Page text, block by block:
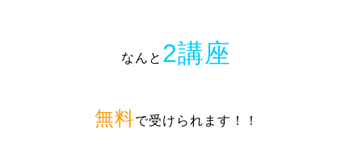
なんと 2講座
無料で受けられます！！